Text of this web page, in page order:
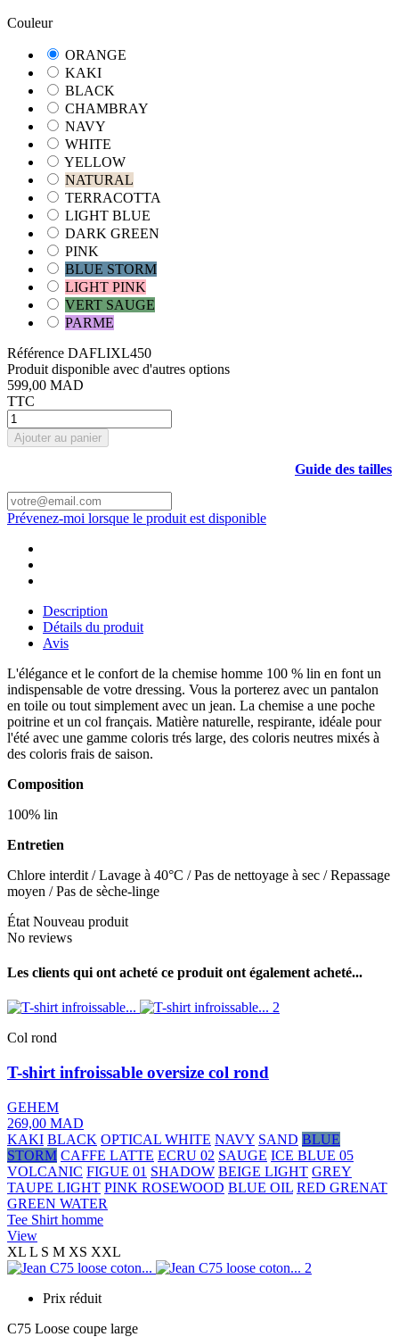
Couleur
ORANGE
KAKI
BLACK
CHAMBRAY
NAVY
WHITE
YELLOW
NATURAL
TERRACOTTA
LIGHT BLUE
DARK GREEN
PINK
BLUE STORM
LIGHT PINK
VERT SAUGE
PARME
Référence DAFLIXL450
Produit disponible avec d'autres options
599,00 MAD
TTC
Ajouter au panier
Guide des tailles
Prévenez-moi lorsque le produit est disponible
Description
Détails du produit
Avis
L'élégance et le confort de la chemise homme 100 % lin en font un
indispensable de votre dressing. Vous la porterez avec un pantalon
en toile ou tout simplement avec un jean. La chemise a une poche
poitrine et un col français. Matière naturelle, respirante, idéale pour
l'été avec une gamme coloris trés large, des coloris neutres mixés à
des coloris frais de saison.
Composition
100% lin
Entretien
Chlore interdit / Lavage à 40°C / Pas de nettoyage à sec / Repassage
moyen / Pas de sèche-linge
État Nouveau produit
No reviews
Les clients qui ont acheté ce produit ont également acheté...
Col rond
T-shirt infroissable oversize col rond
GEHEM
269,00 MAD
KAKI BLACK OPTICAL WHITE NAVY SAND BLUE
STORM CAFFE LATTE ECRU 02 SAUGE ICE BLUE 05
VOLCANIC FIGUE 01 SHADOW BEIGE LIGHT GREY
TAUPE LIGHT PINK ROSEWOOD BLUE OIL RED GRENAT
GREEN WATER
Tee Shirt homme
View
XL L S M XS XXL
Prix réduit
C75 Loose coupe large